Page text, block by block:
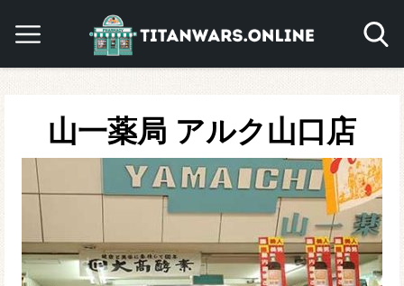
山一薬局 アルク山口店